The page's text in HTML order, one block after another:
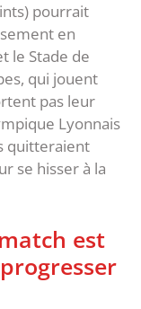
pourrait
en
le Stade de
qui jouent
pas leur
Lyonnais
quitteraient
se hisser à la
est